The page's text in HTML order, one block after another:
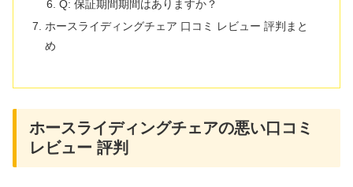
Q: 保証期間期間はありますか？
ホースライディングチェア 口コミ レビュー 評判まと
め
ホースライディングチェアの悪い口コミ
レビュー 評判